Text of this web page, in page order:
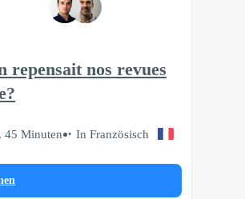
repensait nos revues
45 Minuten In Französisch